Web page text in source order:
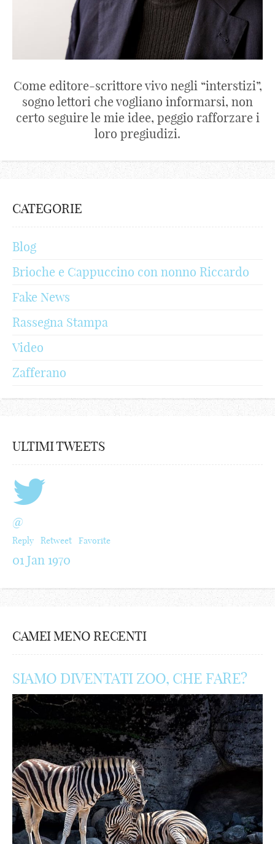
Come editore-scrittore vivo negli “interstizi”,
sogno lettori che vogliano informarsi, non
certo seguire le mie idee, peggio rafforzare i
loro pregiudizi.
CATEGORIE
Blog
Brioche e Cappuccino con nonno Riccardo
Fake News
Rassegna Stampa
Video
Zafferano
ULTIMI TWEETS
@
Reply Retweet Favorite
01 Jan 1970
CAMEI MENO RECENTI
SIAMO DIVENTATI ZOO, CHE FARE?